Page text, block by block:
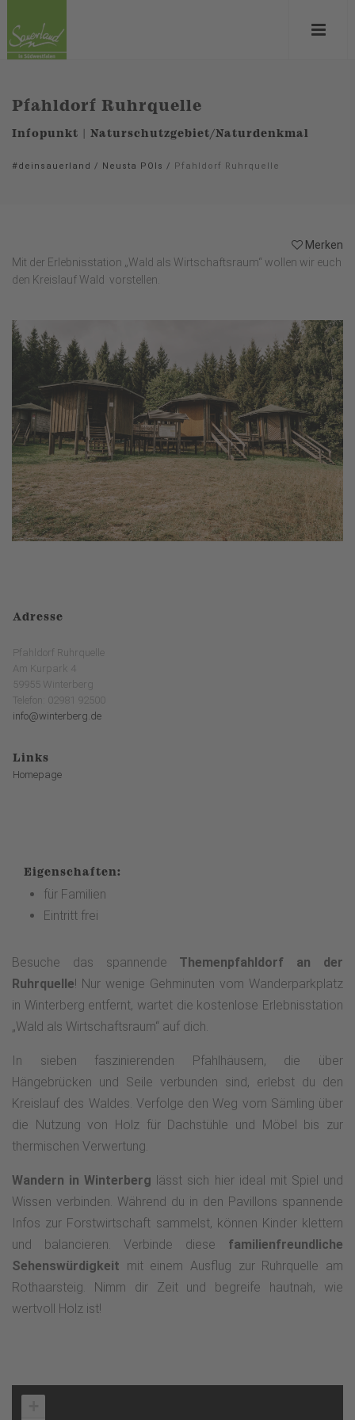
Pfahldorf Ruhrquelle
Infopunkt | Naturschutzgebiet/Naturdenkmal
#deinsauerland / Neusta POIs / Pfahldorf Ruhrquelle
Merken
Mit der Erlebnisstation „Wald als Wirtschaftsraum“ wollen wir euch
den Kreislauf Wald vorstellen.
Adresse
Pfahldorf Ruhrquelle
Am Kurpark 4
59955 Winterberg
Telefon: 02981 92500
info@winterberg.de
Links
Homepage
Eigenschaften:
für Familien
Eintritt frei
Besuche das spannende Themenpfahldorf an der
Ruhrquelle! Nur wenige Gehminuten vom Wanderparkplatz
in Winterberg entfernt, wartet die kostenlose Erlebnisstation
„Wald als Wirtschaftsraum“ auf dich.
In sieben faszinierenden Pfahlhäusern, die über
Hängebrücken und Seile verbunden sind, erlebst du den
Kreislauf des Waldes. Verfolge den Weg vom Sämling über
die Nutzung von Holz für Dachstühle und Möbel bis zur
thermischen Verwertung.
Wandern in Winterberg lässt sich hier ideal mit Spiel und
Wissen verbinden. Während du in den Pavillons spannende
Infos zur Forstwirtschaft sammelst, können Kinder klettern
und balancieren. Verbinde diese familienfreundliche
Sehenswürdigkeit mit einem Ausflug zur Ruhrquelle am
Rothaarsteig. Nimm dir Zeit und begreife hautnah, wie
wertvoll Holz ist!